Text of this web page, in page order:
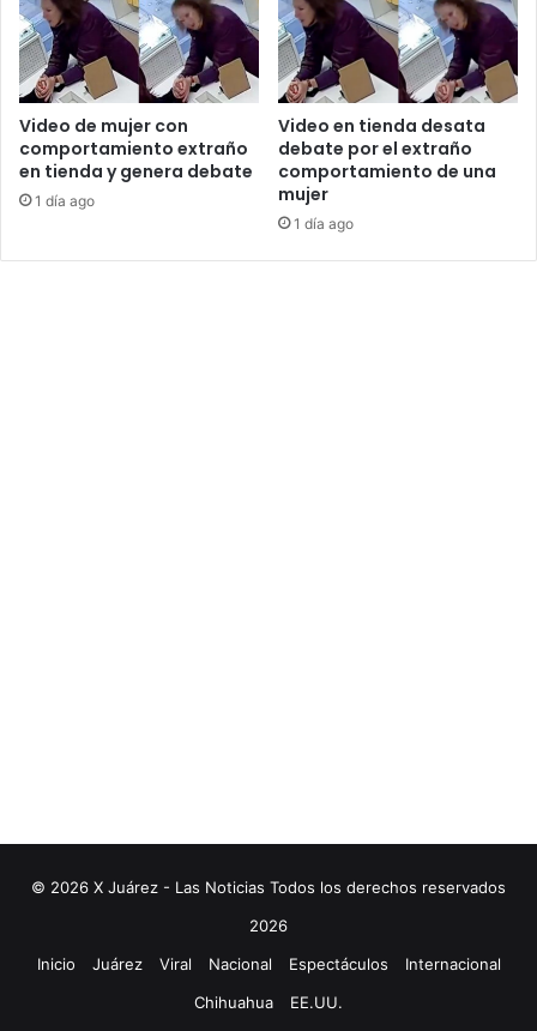
Video de mujer con
comportamiento extraño
en tienda y genera debate
1 día ago
Video en tienda desata
debate por el extraño
comportamiento de una
mujer
1 día ago
© 2026 X Juárez - Las Noticias Todos los derechos reservados
2026
Inicio
Juárez Viral Nacional Espectáculos
Internacional
Chihuahua
EE.UU.